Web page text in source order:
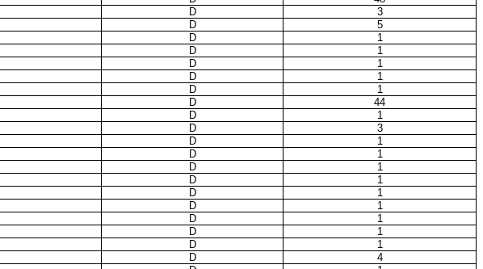
D
3
D
5
D
1
D
1
D
1
D
1
D
1
D
44
D
1
D
3
D
1
D
1
D
1
D
1
D
1
D
1
D
1
D
1
D
1
D
4